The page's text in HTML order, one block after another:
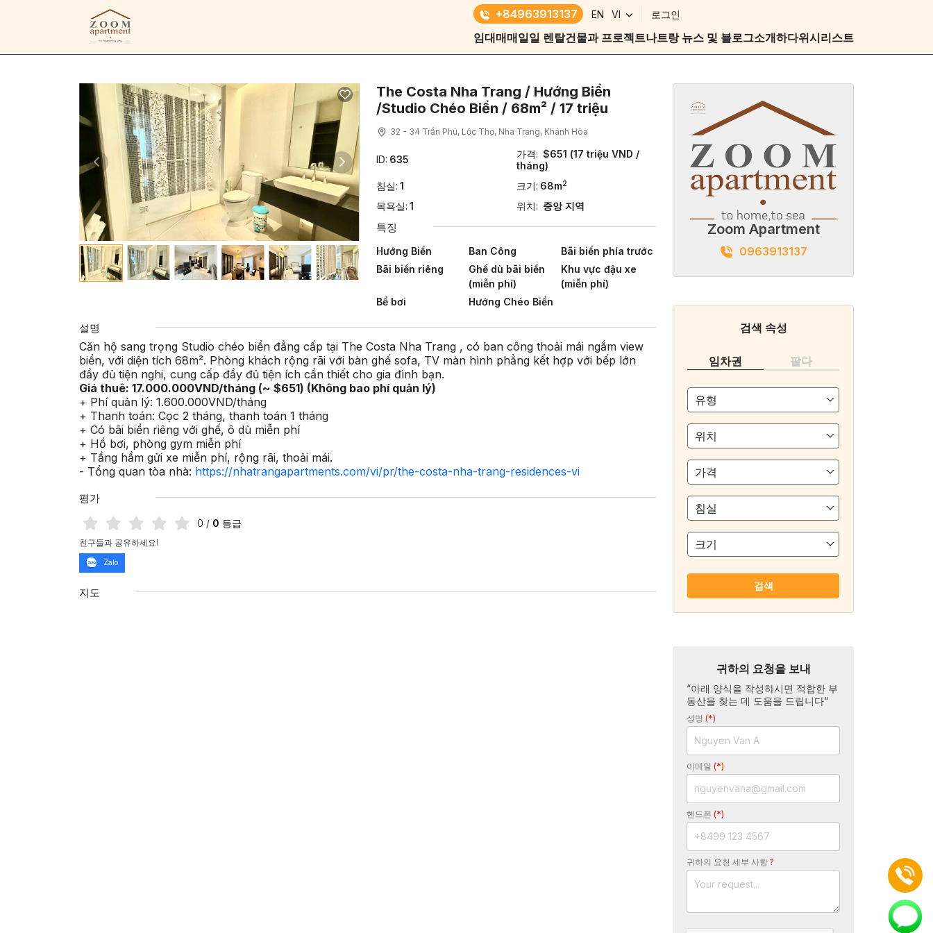
+84963913137 EN VI 로그인
임대매매일일 렌탈건물과 프로젝트나트랑 뉴스 및 블로그소개하다위시리스트
The Costa Nha Trang / Hướng Biển
/Studio Chéo Biển / 68m² / 17 triệu
32 - 34 Trần Phú, Lộc Thọ, Nha Trang, Khánh Hòa
ID: 635 가격: $651 (17 triệu VND /
tháng)
침실: 1 크기: 68m2
목욕실: 1 위치: 중앙 지역
특징
Hướng Biển Ban Công
Bãi biển phía trước
Bãi biển riêng
Ghế dù bãi biển
(miễn phí)
Khu vực đậu xe
(miễn phí)
Bể bơi
Hướng Chéo Biển
설명
Căn hộ sang trọng Studio chéo biển đẳng cấp tại The Costa Nha Trang , có ban công thoải mái ngắm view
biển, với diện tích 68m². Phòng khách rộng rãi với bàn ghế sofa, TV màn hình phẳng kết hợp với bếp lớn
đầy đủ tiện nghi, cung cấp đầy đủ tiện ích cần thiết cho gia đình bạn.
Giá thuê: 17.000.000VND/tháng (~ $651) (Không bao phí quản lý)
+ Phí quản lý: 1.600.000VND/tháng
+ Thanh toán: Cọc 2 tháng, thanh toán 1 tháng
+ Có bãi biển riêng với ghế, ô dù miễn phí
+ Hồ bơi, phòng gym miễn phí
+ Tầng hầm gửi xe miễn phí, rộng rãi, thoải mái.
- Tổng quan tòa nhà: https://nhatrangapartments.com/vi/pr/the-costa-nha-trang-residences-vi
평가
0 / 0 등급
친구들과 공유하세요!
Zalo
지도
Zoom Apartment
0963913137
검색 속성
임차권 팔다
유형
위치
가격
침실
크기
검색
귀하의 요청을 보내
“아래 양식을 작성하시면 적합한 부
동산을 찾는 데 도움을 드립니다“
성명 (*)
이메일 (*)
핸드폰 (*)
귀하의 요청 세부 사항 ?